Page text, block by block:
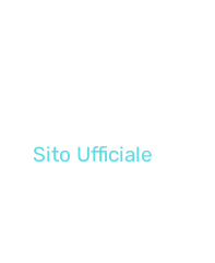
Sito Ufficiale